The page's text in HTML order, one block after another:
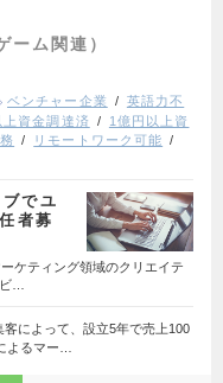
ム関連）
ベンチャー企業
英語力不
資金調達済
1億円以上資
リモートワーク可能
でユ
者募
ケティング領域のクリエイテ
…
によって、設立5年で売上100
よるマー…